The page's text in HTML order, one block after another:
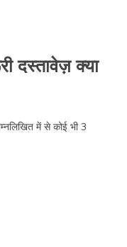
दस्तावेज़ क्या
में से कोई भी 3